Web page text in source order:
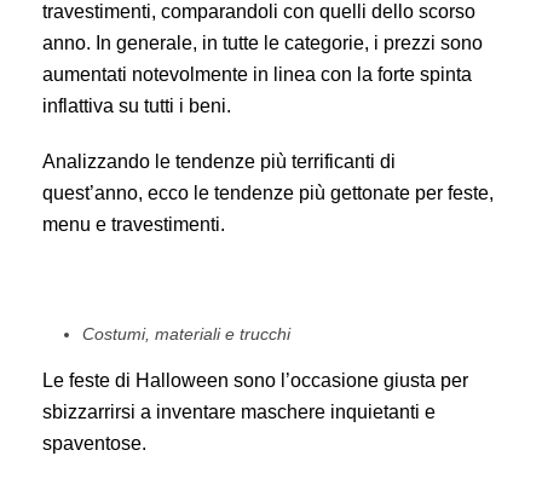
travestimenti, comparandoli con quelli dello scorso
anno. In generale, in tutte le categorie, i prezzi sono
aumentati notevolmente in linea con la forte spinta
inflattiva su tutti i beni.
Analizzando le tendenze più terrificanti di
quest’anno, ecco le tendenze più gettonate per feste,
menu e travestimenti.
Costumi, materiali e trucchi
Le feste di Halloween sono l’occasione giusta per
sbizzarrirsi a inventare maschere inquietanti e
spaventose.